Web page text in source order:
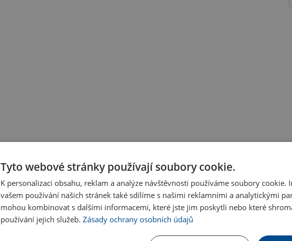
Tyto webové stránky používají soubory cookie.
K personalizaci obsahu, reklam a analýze návštěvnosti používáme soubory cookie.
vašem používání našich stránek také sdílíme s našimi reklamními a analytickými
mohou kombinovat s dalšími informacemi, které jste jim poskytli nebo které
používání jejich služeb. Zásady ochrany osobních údajů